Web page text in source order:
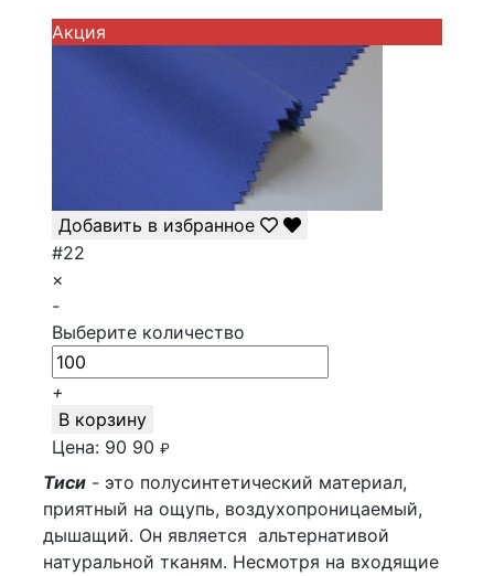
Акция
Добавить в избранное
#22
×
-
Выберите количество
+
В корзину
Цена: 90 90 ₽
Тиси - это полусинтетический материал,
приятный на ощупь, воздухопроницаемый,
дышащий. Он является альтернативой
натуральной тканям. Несмотря на входящие